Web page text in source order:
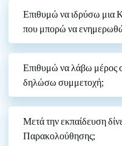
Επιθυμώ να ιδρύσω μια
που μπορώ να ενημερωθώ
Επιθυμώ να λάβω μέρος
δηλώσω συμμετοχή;
Μετά την εκπαίδευση
Παρακολούθησης;